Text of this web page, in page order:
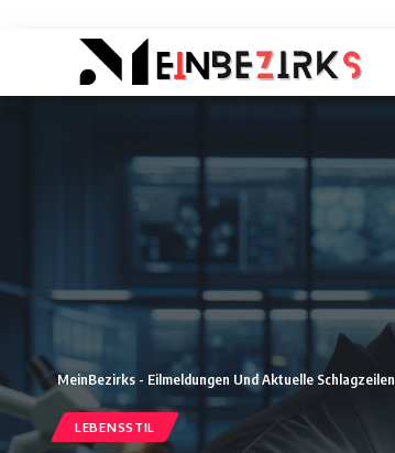
MeinBezirks - Eilmeldungen Und Aktuelle Schlagzeilen
LEBENSSTIL